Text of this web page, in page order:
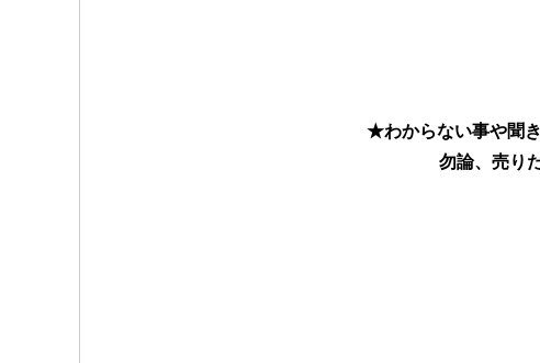
★わからない事や聞
勿論、売り